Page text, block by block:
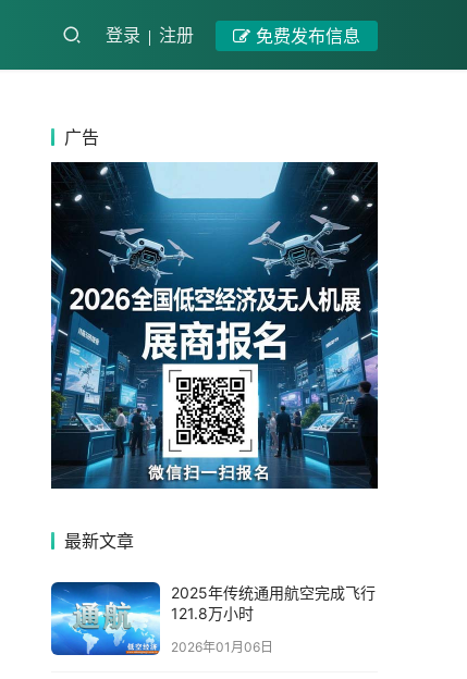
登录 注册 免费发布信息
广告
最新文章
2025年传统通用航空完成飞行
121.8万小时
2026年01月06日